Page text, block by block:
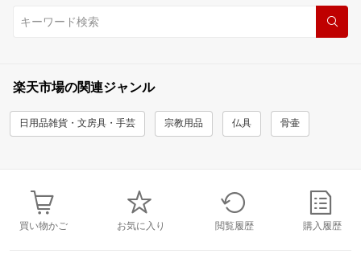
楽天市場の関連ジャンル
日用品雑貨・文房具・手芸 宗教用品 仏具 骨壷
買い物かご お気に入り 閲覧履歴 購入履歴